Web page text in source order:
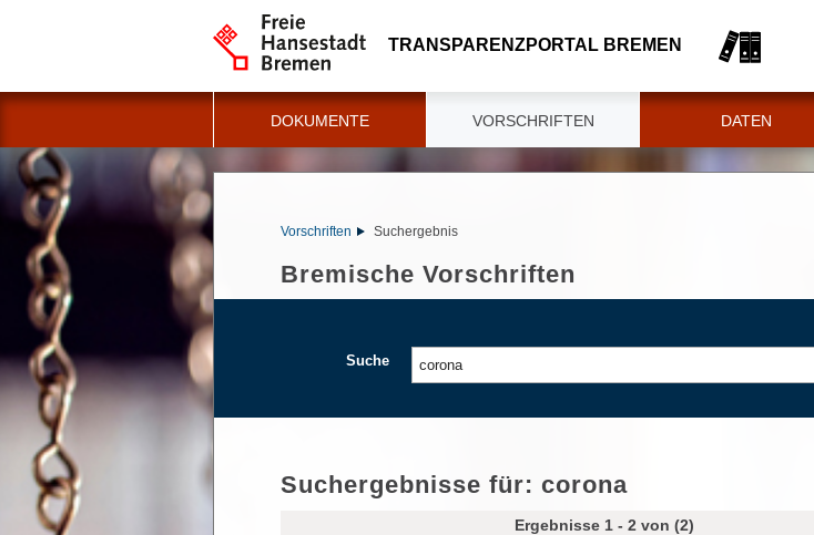
TRANSPARENZPORTAL BREMEN
DOKUMENTE VORSCHRIFTEN DATEN
Vorschriften Suchergebnis
Bremische Vorschriften
Suche
Suchergebnisse für: corona
Ergebnisse 1 - 2 von (2)